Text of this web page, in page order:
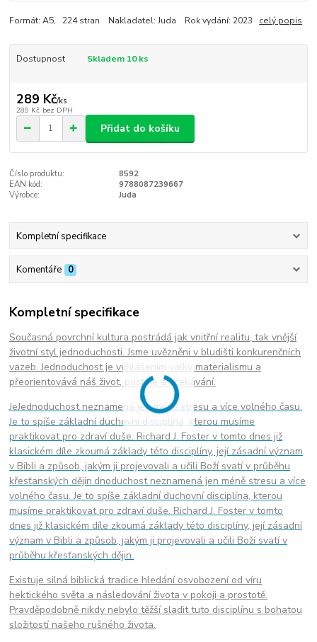
Formát: A5, 224 stran Nakladatel: Juda Rok vydání: 2023 celý popis
Dostupnost Skladem 10 ks
289 Kč/ks
289 Kč bez DPH
Přidat do košíku
Číslo produktu:
8592
EAN kód:
9788087239667
Výrobce:
Juda
Kompletní specifikace
Komentáře 0
Kompletní specifikace
Současná povrchní kultura postrádá jak vnitřní realitu, tak vnější
životní styl jednoduchosti. Jsme uvězněni v bludišti konkurenčních
vazeb. Jednoduchost je vyhlášením války materialismu a
přeorientovává náš život, postoje a očekávání.
JeJednoduchost neznamená jen méně stresu a více volného času.
Je to spíše základní duchovní disciplína, kterou musíme
praktikovat pro zdraví duše. Richard J. Foster v tomto dnes již
klasickém díle zkoumá základy této disciplíny, její zásadní význam
v Bibli a způsob, jakým ji projevovali a učili Boží svatí v průběhu
křesťanských dějin.dnoduchost neznamená jen méně stresu a více
volného času. Je to spíše základní duchovní disciplína, kterou
musíme praktikovat pro zdraví duše. Richard J. Foster v tomto
dnes již klasickém díle zkoumá základy této disciplíny, její zásadní
význam v Bibli a způsob, jakým ji projevovali a učili Boží svatí v
průběhu křesťanských dějin.
Existuje silná biblická tradice hledání osvobození od víru
hektického světa a následování života v pokoji a prostotě.
Pravděpodobně nikdy nebylo těžší sladit tuto disciplínu s bohatou
složitostí našeho rušného života.